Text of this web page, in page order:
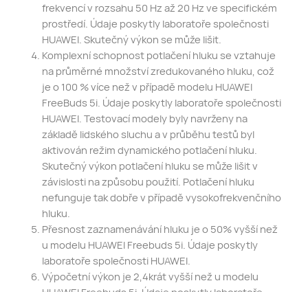
frekvencí v rozsahu 50 Hz až 20 Hz ve specifickém
prostředí. Údaje poskytly laboratoře společnosti
HUAWEI. Skutečný výkon se může lišit.
Komplexní schopnost potlačení hluku se vztahuje
na průměrné množství zredukovaného hluku, což
je o 100 % více než v případě modelu HUAWEI
FreeBuds 5i. Údaje poskytly laboratoře společnosti
HUAWEI. Testovací modely byly navrženy na
základě lidského sluchu a v průběhu testů byl
aktivován režim dynamického potlačení hluku.
Skutečný výkon potlačení hluku se může lišit v
závislosti na způsobu použití. Potlačení hluku
nefunguje tak dobře v případě vysokofrekvenčního
hluku.
Přesnost zaznamenávání hluku je o 50% vyšší než
u modelu HUAWEI Freebuds 5i. Údaje poskytly
laboratoře společnosti HUAWEI.
Výpočetní výkon je 2,4krát vyšší než u modelu